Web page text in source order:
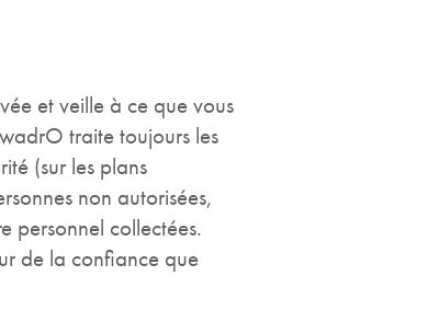
et veille à ce que vous
traite toujours les
(sur les plans
non autorisées,
personnel collectées.
de la confiance que